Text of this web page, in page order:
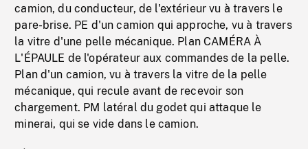
camion, du conducteur, de l'extérieur vu à travers le
pare-brise. PE d'un camion qui approche, vu à travers
la vitre d'une pelle mécanique. Plan CAMÉRA À
L'ÉPAULE de l'opérateur aux commandes de la pelle.
Plan d'un camion, vu à travers la vitre de la pelle
mécanique, qui recule avant de recevoir son
chargement. PM latéral du godet qui attaque le
minerai, qui se vide dans le camion.